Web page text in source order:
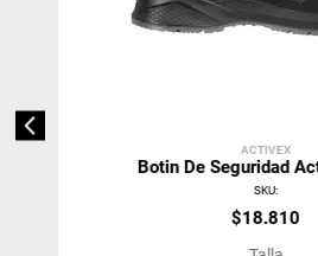
ACTIVEX
Botin De Seguridad
SKU:
$18.810